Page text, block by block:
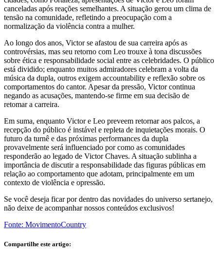
canceladas após reações semelhantes. A situação gerou um clima de
tensão na comunidade, refletindo a preocupação com a
normalização da violência contra a mulher.
Ao longo dos anos, Victor se afastou de sua carreira após as
controvérsias, mas seu retorno com Leo trouxe à tona discussões
sobre ética e responsabilidade social entre as celebridades. O público
está dividido; enquanto muitos admiradores celebram a volta da
música da dupla, outros exigem accountability e reflexão sobre os
comportamentos do cantor. Apesar da pressão, Victor continua
negando as acusações, mantendo-se firme em sua decisão de
retomar a carreira.
Em suma, enquanto Victor e Leo preveem retornar aos palcos, a
recepção do público é instável e repleta de inquietações morais. O
futuro da turnê e das próximas performances da dupla
provavelmente será influenciado por como as comunidades
responderão ao legado de Victor Chaves. A situação sublinha a
importância de discutir a responsabilidade das figuras públicas em
relação ao comportamento que adotam, principalmente em um
contexto de violência e opressão.
Se você deseja ficar por dentro das novidades do universo sertanejo,
não deixe de acompanhar nossos conteúdos exclusivos!
Fonte: MovimentoCountry
Compartilhe este artigo: